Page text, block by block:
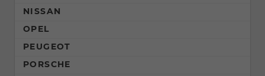
NISSAN
OPEL
PEUGEOT
PORSCHE